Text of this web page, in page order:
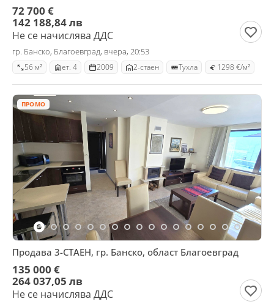
72 700 €
142 188,84 лв
Не се начислява ДДС
гр. Банско, Благоевград, вчера, 20:53
56 м² ет. 4 2009 2-стаен Тухла 1298 €/м²
ПРОМО
Продава 3-СТАЕН, гр. Банско, област Благоевград
135 000 €
264 037,05 лв
Не се начислява ДДС